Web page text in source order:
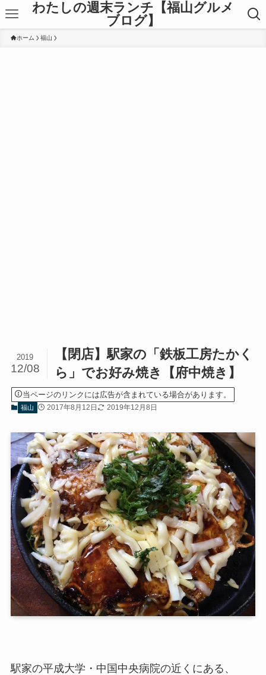
わたしの週末ランチ【福山グルメ
ブログ】
ホーム 福山
【閉店】駅家の「鉄板工房たかく
ら」でお好み焼き【府中焼き】
2019
12/08
当ページのリンクには広告が含まれている場合があります。
福山 2017年8月12日 2019年12月8日
駅家の平成大学・中国中央病院の近くにある、